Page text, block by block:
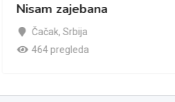
Nisam zajebana
Čačak, Srbija
464 pregleda